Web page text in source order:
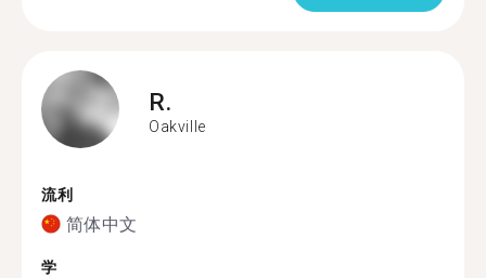
R.
Oakville
流利
简体中文
学